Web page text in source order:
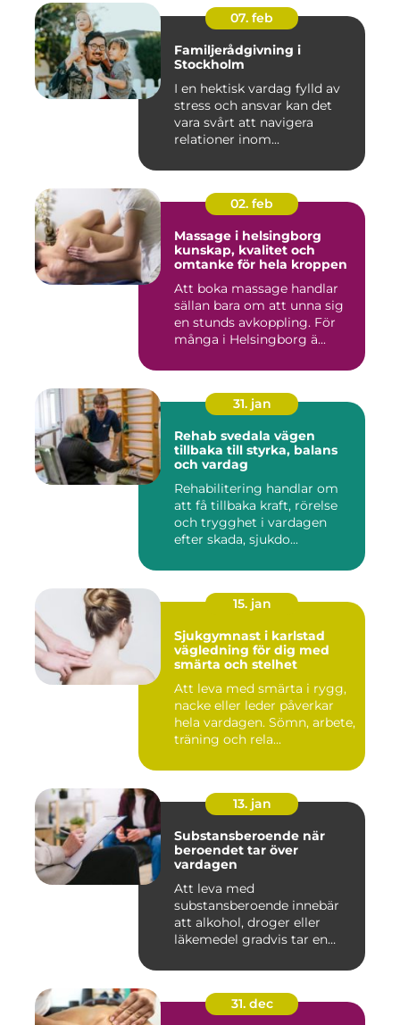
07. feb
Familjerådgivning i
Stockholm
I en hektisk vardag fylld av
stress och ansvar kan det
vara svårt att navigera
relationer inom...
02. feb
Massage i helsingborg
kunskap, kvalitet och
omtanke för hela kroppen
Att boka massage handlar
sällan bara om att unna sig
en stunds avkoppling. För
många i Helsingborg ä...
31. jan
Rehab svedala vägen
tillbaka till styrka, balans
och vardag
Rehabilitering handlar om
att få tillbaka kraft, rörelse
och trygghet i vardagen
efter skada, sjukdo...
15. jan
Sjukgymnast i karlstad
vägledning för dig med
smärta och stelhet
Att leva med smärta i rygg,
nacke eller leder påverkar
hela vardagen. Sömn, arbete,
träning och rela...
13. jan
Substansberoende när
beroendet tar över
vardagen
Att leva med
substansberoende innebär
att alkohol, droger eller
läkemedel gradvis tar en
31. dec